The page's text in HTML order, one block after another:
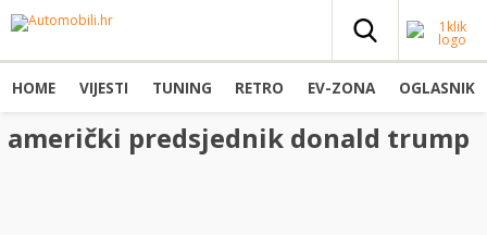
HOME VIJESTI TUNING RETRO EV-ZONA OGLASNIK
američki predsjednik donald trump